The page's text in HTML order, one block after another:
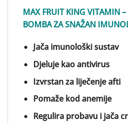
MAX FRUIT KING VITAMIN
BOMBA ZA SNAŽAN
Jača imunološki sustav
Djeluje kao antivirus
Izvrstan za liječenje afti
Pomaže kod anemije
Regulira probavu i jača